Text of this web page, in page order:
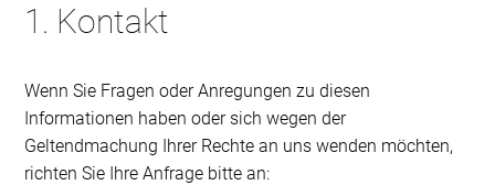
1. Kontakt
Wenn Sie Fragen oder Anregungen zu diesen
Informationen haben oder sich wegen der
Geltendmachung Ihrer Rechte an uns wenden möchten,
richten Sie Ihre Anfrage bitte an: